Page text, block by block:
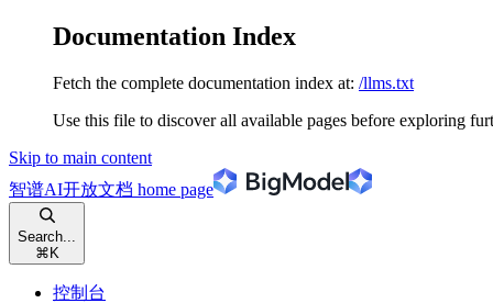
Documentation Index
Fetch the complete documentation index at: /llms.txt
Use this file to discover all available pages before exploring
Skip to main content
智谱AI开放文档 home page
Search...
⌘ K
控制台